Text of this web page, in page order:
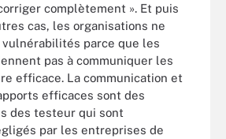
complètement ». Et puis
cas, les organisations ne
parce que les
pas à communiquer les
efficace. La communication et
efficaces sont des
des testeur qui sont
par les entreprises de